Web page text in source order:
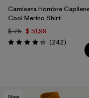
Camiseta Hombre
Cool Merino Shirt
$ 75 $ 51,99
Valoración: 4.3 / 5
(242)
New